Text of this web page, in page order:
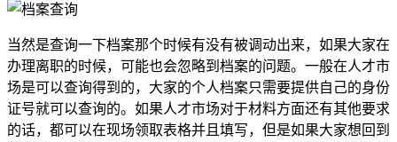
当然是查询一下档案那个时候有没有被调动出来，如果大家在
办理离职的时候，可能也会忽略到档案的问题。一般在人才市
场是可以查询得到的，大家的个人档案只需要提供自己的身份
证号就可以查询的。如果人才市场对于材料方面还有其他要求
的话，都可以在现场领取表格并且填写，但是如果大家想回到